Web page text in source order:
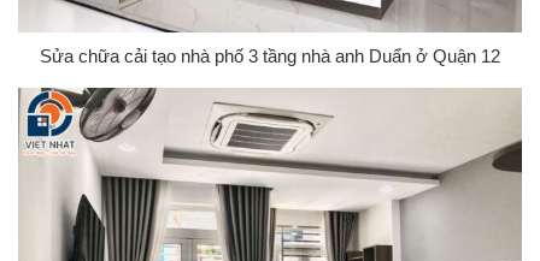
Sửa chữa cải tạo nhà phố 3 tầng nhà anh Duẩn ở Quận 12